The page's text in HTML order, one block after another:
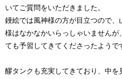
いてご質問をいただきました。
鏝絵では風神様の方が目立つので
様はなかなかいらっしゃいません
ても予習してきてくださったようで
醪タンクも充実してきており、中を